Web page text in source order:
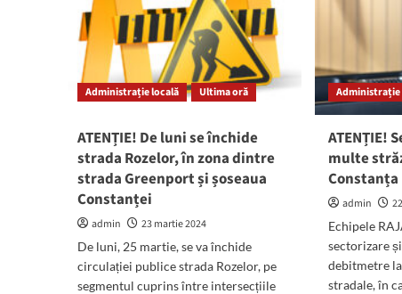
Administrație locală Ultima oră
ATENȚIE! De luni se închide
strada Rozelor, în zona dintre
strada Greenport și șoseaua
Constanței
admin
23 martie 2024
De luni, 25 martie, se va închide
circulației publice strada Rozelor, pe
segmentul cuprins între intersecțiile
Administrație
ATENȚIE!
multe
Constanța
admin
Echipele
sectorizare
debitmetre
stradale, în